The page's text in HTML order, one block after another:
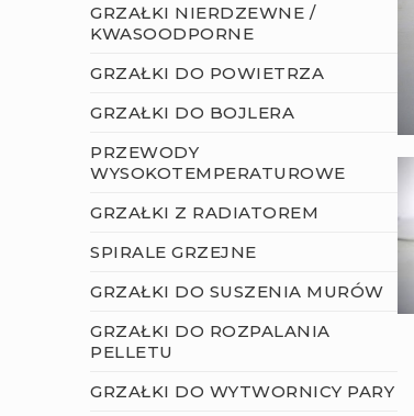
GRZAŁKI NIERDZEWNE /
KWASOODPORNE
GRZAŁKI DO POWIETRZA
GRZAŁKI DO BOJLERA
PRZEWODY
WYSOKOTEMPERATUROWE
GRZAŁKI Z RADIATOREM
SPIRALE GRZEJNE
GRZAŁKI DO SUSZENIA MURÓW
GRZAŁKI DO ROZPALANIA
PELLETU
GRZAŁKI DO WYTWORNICY PARY